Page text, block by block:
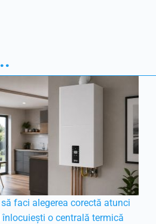
faci alegerea corectă atunci
înlocuiești o centrală termică